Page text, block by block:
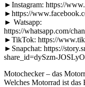
►Instagram: https://
►https://
► Watsapp:
https://whatsapp.com/
►TikTok: https://
►Snapchat: https://
share_id=dySzm-
Motochecker – das
Welches Motorrad ist das